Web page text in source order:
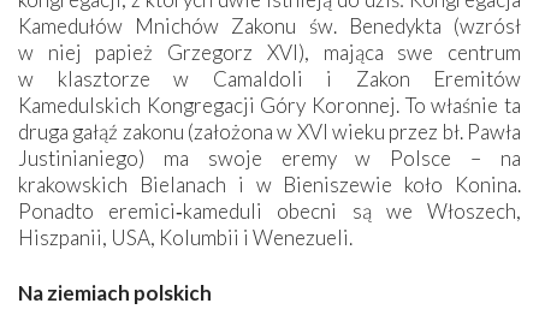
Kamedułów Mnichów Zakonu św. Benedykta (wzrósł
w niej papież Grzegorz XVI), mająca swe centrum
w klasztorze w Camaldoli i Zakon Eremitów
Kamedulskich Kongregacji Góry Koronnej. To właśnie ta
druga gałąź zakonu (założona w XVI wieku przez bł. Pawła
Justinianiego) ma swoje eremy w Polsce – na
krakowskich Bielanach i w Bieniszewie koło Konina.
Ponadto eremici‑kameduli obecni są we Włoszech,
Hiszpanii, USA, Kolumbii i Wenezueli.
Na ziemiach polskich